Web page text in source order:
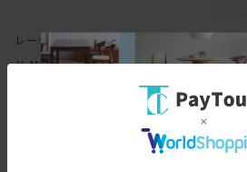
レーゲン ミラー(60×160cm)
￥41,800
ソリ
ーブル
1089ポ
在庫：○